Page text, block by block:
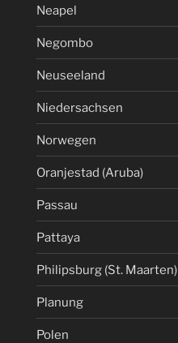
Neapel
Negombo
Neuseeland
Niedersachsen
Norwegen
Oranjestad (Aruba)
Passau
Pattaya
Philipsburg (St. Maarten)
Planung
Polen